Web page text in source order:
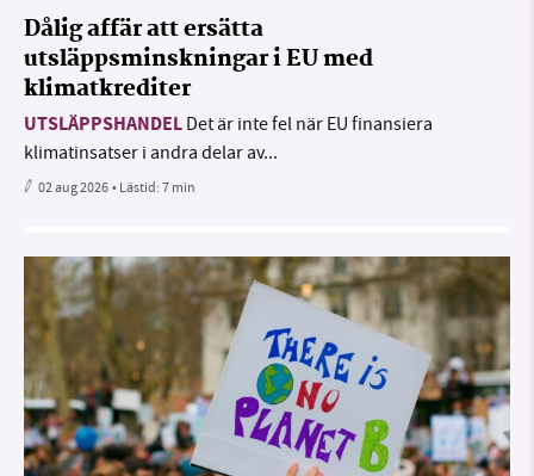
Dålig affär att ersätta
utsläppsminskningar i EU med
klimatkrediter
UTSLÄPPSHANDEL Det är inte fel när EU finansiera
klimatinsatser i andra delar av...
02 aug 2026• Lästid:7 min